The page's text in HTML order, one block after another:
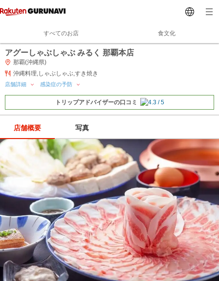
すべてのお店 食文化
アグーしゃぶしゃぶ みるく 那覇本店
那覇(沖縄県)
沖縄料理,しゃぶしゃぶ,すき焼き
店舗詳細 感染症の予防
トリップアドバイザーの口コミ
店舗概要 写真